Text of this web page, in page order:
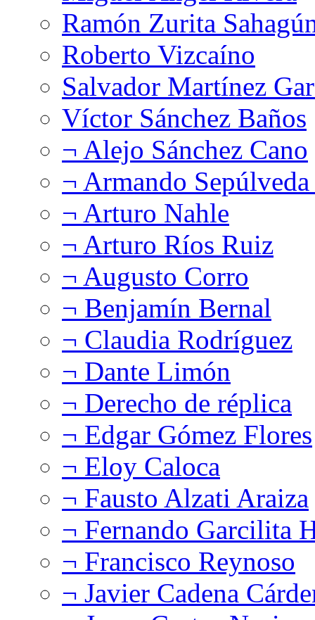
Ramón Zurita
Roberto Vizcaíno
Salvador Martínez
Víctor Sánchez Baños
¬ Alejo Sánchez Cano
¬ Armando
¬ Arturo Nahle
¬ Arturo Ríos Ruiz
¬ Augusto Corro
¬ Benjamín Bernal
¬ Claudia Rodríguez
¬ Dante Limón
¬ Derecho de réplica
¬ Edgar Gómez Flores
¬ Eloy Caloca
¬ Fausto Alzati Araiza
¬ Fernando Garcilita
¬ Francisco Reynoso
¬ Javier Cadena